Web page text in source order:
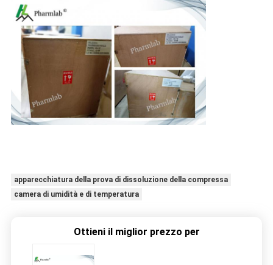
apparecchiatura della prova di dissoluzione della compressa
camera di umidità e di temperatura
Ottieni il miglior prezzo per